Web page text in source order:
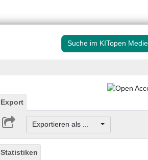
Suche im KITopen
Export
Exportieren als ...
Statistiken